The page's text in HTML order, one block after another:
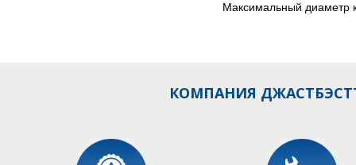
Максимальный диаметр
КОМПАНИЯ